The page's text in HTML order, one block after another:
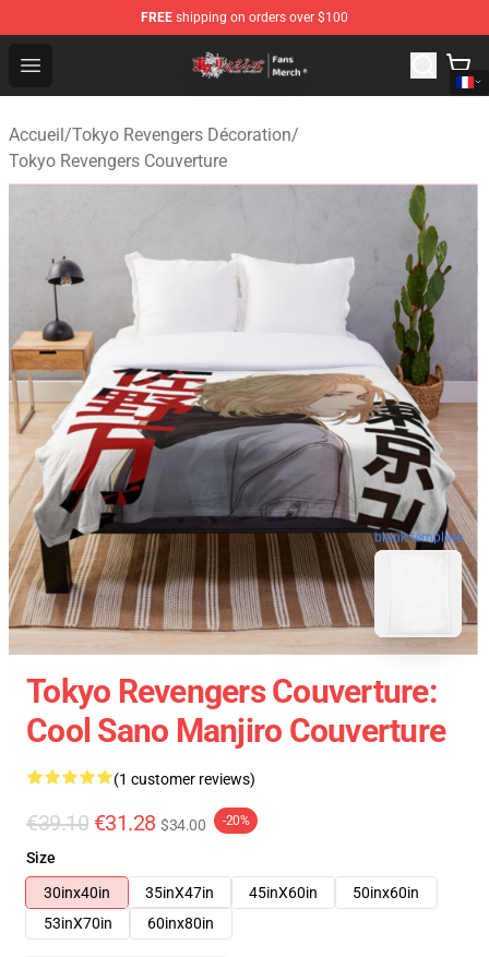
FREE shipping on orders over $100
Open menu
Tokyo Revengers Store - Official Tokyo Revengers
Accueil/Tokyo Revengers Décoration/
Tokyo Revengers Couverture
blank template
Tokyo Revengers Couverture:
Cool Sano Manjiro Couverture
(1 customer reviews)
€39.10 €31.28 $34.00 -20%
Size
30inx40in
35inX47in 45inX60in
50inx60in
53inX70in
60inx80in